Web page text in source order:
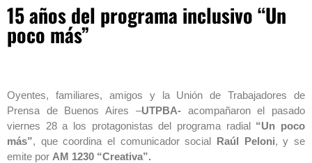
15 años del programa inclusivo “Un
poco más”
Oyentes, familiares, amigos y la Unión de Trabajadores de
Prensa de Buenos Aires –UTPBA-acompañaron el pasado
viernes 28 a los protagonistas del programa radial “Un poco
más”, que coordina el comunicador social Raúl Peloni, y se
emite por AM 1230 “Creativa”.